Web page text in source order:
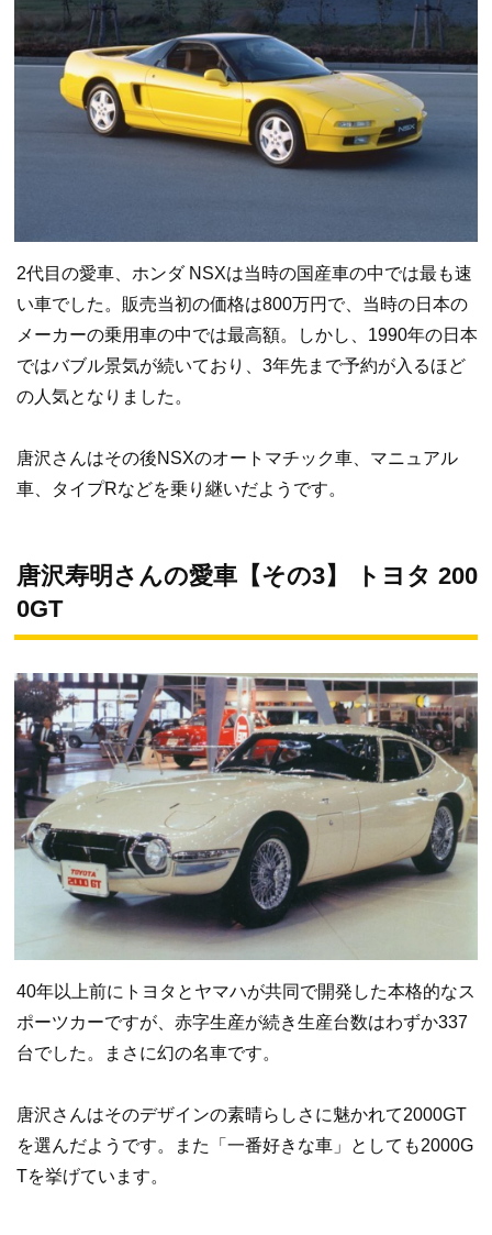
2代目の愛車、ホンダ NSXは当時の国産車の中では最も速
い車でした。販売当初の価格は800万円で、当時の日本の
メーカーの乗用車の中では最高額。しかし、1990年の日本
ではバブル景気が続いており、3年先まで予約が入るほど
の人気となりました。
唐沢さんはその後NSXのオートマチック車、マニュアル
車、タイプRなどを乗り継いだようです。
唐沢寿明さんの愛車【その3】 トヨタ 200
0GT
40年以上前にトヨタとヤマハが共同で開発した本格的なス
ポーツカーですが、赤字生産が続き生産台数はわずか337
台でした。まさに幻の名車です。
唐沢さんはそのデザインの素晴らしさに魅かれて2000GT
を選んだようです。また「一番好きな車」としても2000G
Tを挙げています。